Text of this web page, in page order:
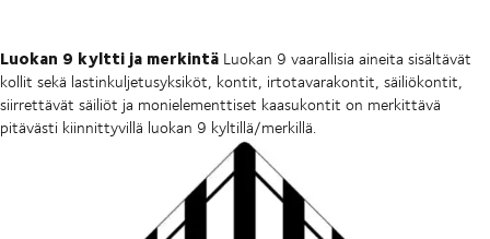
Luokan 9 kyltti ja merkintä Luokan 9 vaarallisia aineita sisältävät
kollit sekä lastinkuljetusyksiköt, kontit, irtotavarakontit, säiliökontit,
siirrettävät säiliöt ja monielementtiset kaasukontit on merkittävä
pitävästi kiinnittyvillä luokan 9 kyltillä/merkillä.